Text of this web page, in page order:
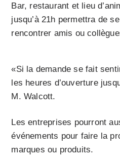
Bar, restaurant et lieu
jusqu’à 21h permettra de
rencontrer amis ou
«Si la demande se fait
les heures d’ouverture
M. Walcott.
Les entreprises pourront
événements pour faire la
marques ou produits.